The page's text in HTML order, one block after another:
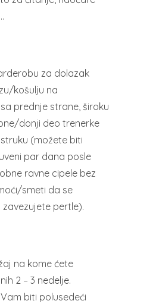
za dolazak
košulju na
prednje strane, široku
donji deo trenerke
(možete biti
par dana posle
ravne cipele bez
smeti da se
pertle).
na kome ćete
2 – 3 nedelje.
biti polusedeći